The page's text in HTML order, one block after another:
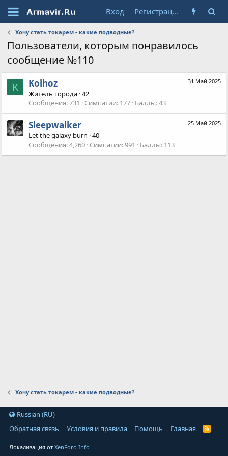
Вход Регистрация
Хочу стать токарем - какие подводные?
Пользователи, которым понравилось
сообщение №110
K
31 Май 2025
Kolhoz
Житель города ·42
Сообщения 731 Симпатии 177 Баллы 43
25 Май 2025
Sleepwalker
Let the galaxy burn ·40
Сообщения 4,260 Симпатии 991 Баллы 113
Хочу стать токарем - какие подводные?
Russian (RU)
Обратная связь
Условия и правила Помощь Главная
Локализация отXenForo.Info